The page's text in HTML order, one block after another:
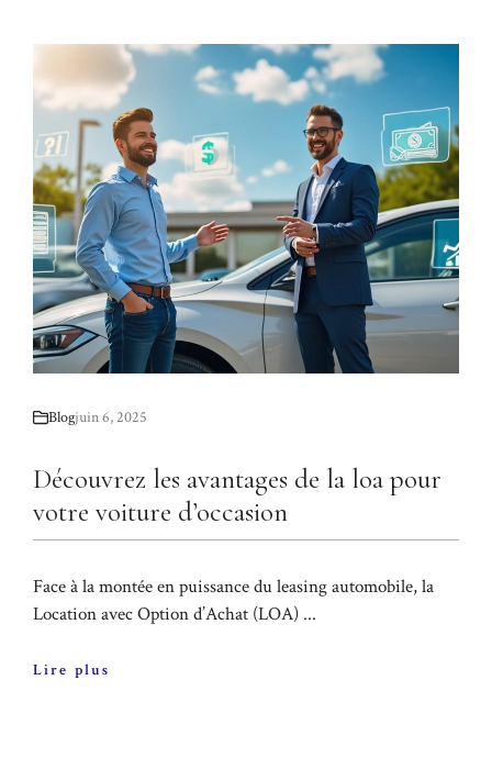
Blogjuin 6, 2025
Découvrez les avantages de la loa pour
votre voiture d’occasion
Face à la montée en puissance du leasing automobile, la
Location avec Option d’Achat (LOA) ...
Lire plus